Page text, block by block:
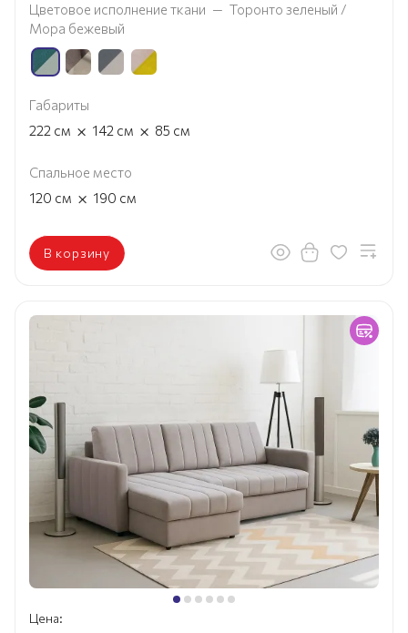
Цветовое исполнение ткани — Торонто зеленый /
Мора бежевый
Габариты
222 см × 142 см × 85 см
Спальное место
120 см × 190 см
В корзину
Цена: